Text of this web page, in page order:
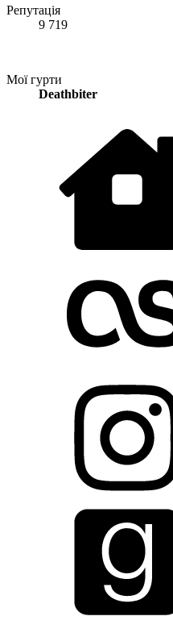
Репутація
9 719
Мої гурти
Deathbiter